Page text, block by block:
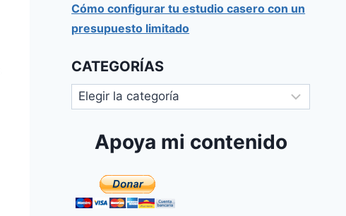
Cómo configurar tu estudio casero con un
presupuesto limitado
CATEGORÍAS
Apoya mi contenido